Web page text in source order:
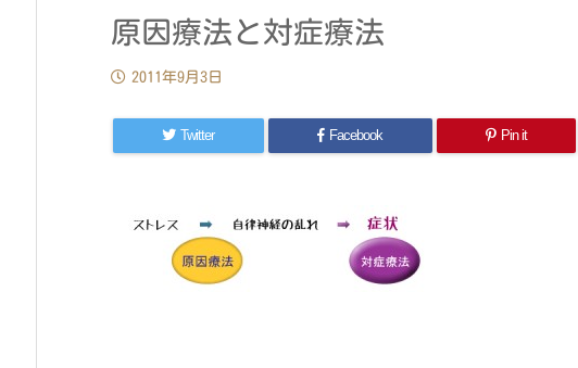
原因療法と対症療法
2011年9月3日
Twitter Facebook Pin it